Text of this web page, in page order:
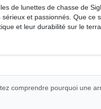
de lunettes de chasse de
sérieux et passionnés. Que ce
et leur durabilité sur le
comprendre pourquoi une